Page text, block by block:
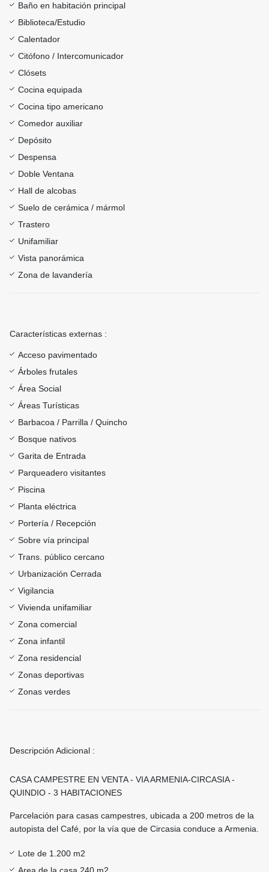
Baño en habitación principal
Biblioteca/Estudio
Calentador
Citófono / Intercomunicador
Clósets
Cocina equipada
Cocina tipo americano
Comedor auxiliar
Depósito
Despensa
Doble Ventana
Hall de alcobas
Suelo de cerámica / mármol
Trastero
Unifamiliar
Vista panorámica
Zona de lavandería
Características externas :
Acceso pavimentado
Árboles frutales
Área Social
Áreas Turísticas
Barbacoa / Parrilla / Quincho
Bosque nativos
Garita de Entrada
Parqueadero visitantes
Piscina
Planta eléctrica
Portería / Recepción
Sobre vía principal
Trans. público cercano
Urbanización Cerrada
Vigilancia
Vivienda unifamiliar
Zona comercial
Zona infantil
Zona residencial
Zonas deportivas
Zonas verdes
Descripción Adicional :
CASA CAMPESTRE EN VENTA - VIA ARMENIA-CIRCASIA -
QUINDIO - 3 HABITACIONES
Parcelación para casas campestres, ubicada a 200 metros de la
autopista del Café, por la vía que de Circasia conduce a Armenia.
Lote de 1.200 m2